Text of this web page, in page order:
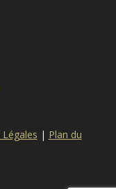
| Plan du